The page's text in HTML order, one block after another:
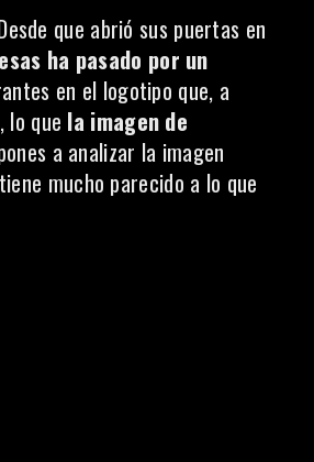
que abrió sus puertas en
ha pasado por un
en el logotipo que, a
lo que la imagen de
a analizar la imagen
mucho parecido a lo que